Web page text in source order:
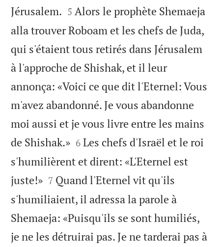
Jérusalem. 

5 Alors le prophète Shemaeja
alla trouver Roboam et les chefs de Juda,
qui s'étaient tous retirés dans Jérusalem
à l'approche de Shishak, et il leur
annonça: «Voici ce que dit l'Eternel: Vous
m'avez abandonné. Je vous abandonne
moi aussi et je vous livre entre les mains
de Shishak.»
6 Les chefs d'Israël et le roi
s'humilièrent et dirent: «L'Eternel est
juste!»
7 Quand l'Eternel vit qu'ils
s'humiliaient, il adressa la parole à
Shemaeja: «Puisqu'ils se sont humiliés,
je ne les détruirai pas. Je ne tarderai pas à